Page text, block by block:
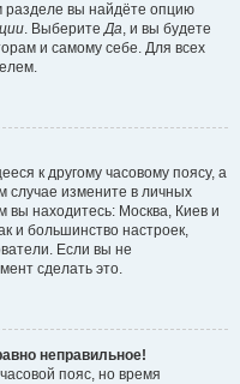
разделе вы найдёте опцию
. ВыберитеДа, и вы будете
и самому себе. Для всех
к другому часовому поясу, а
случае измените в личных
вы находитесь: Москва, Киев и
и большинство настроек,
Если вы не
сделать это.
неправильное!
пояс, но время